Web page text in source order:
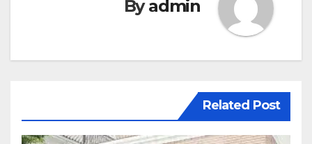
Byadmin
Related Post